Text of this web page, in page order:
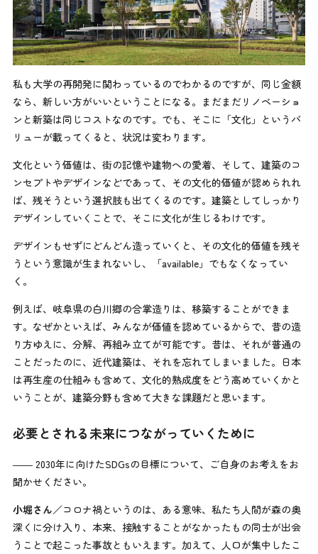
私も大学の再開発に関わっているのでわかるのですが、同じ金額
なら、新しい方がいいということになる。まだまだリノベーショ
ンと新築は同じコストなのです。でも、そこに「文化」というバ
リューが載ってくると、状況は変わります。
文化という価値は、街の記憶や建物への愛着、そして、建築のコ
ンセプトやデザインなどであって、その文化的価値が認められれ
ば、残そうという選択肢も出てくるのです。建築としてしっかり
デザインしていくことで、そこに文化が生じるわけです。
デザインもせずにどんどん造っていくと、その文化的価値を残そ
うという意識が生まれないし、「available」でもなくなってい
く。
例えば、岐阜県の白川郷の合掌造りは、移築することができま
す。なぜかといえば、みんなが価値を認めているからで、昔の造
り方ゆえに、分解、再組み立てが可能です。昔は、それが普通の
ことだったのに、近代建築は、それを忘れてしまいました。日本
は再生産の仕組みも含めて、文化的熟成度をどう高めていくかと
いうことが、建築分野も含めて大きな課題だと思います。
必要とされる未来につながっていくために
―― 2030年に向けたSDGsの目標について、ご自身のお考えをお
聞かせください。
小堀さん／コロナ禍というのは、ある意味、私たち人間が森の奥
深くに分け入り、本来、接触することがなかったもの同士が出会
うことで起こった事故ともいえます。加えて、人口が集中したこ